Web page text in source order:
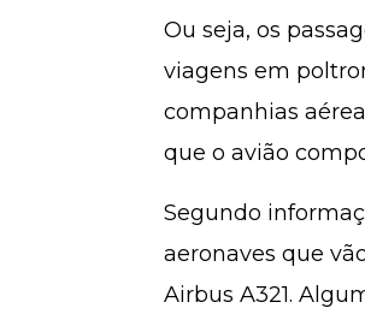
Ou seja, os
viagens em
companhias
que o avião
Segundo
aeronaves que
Airbus A321.